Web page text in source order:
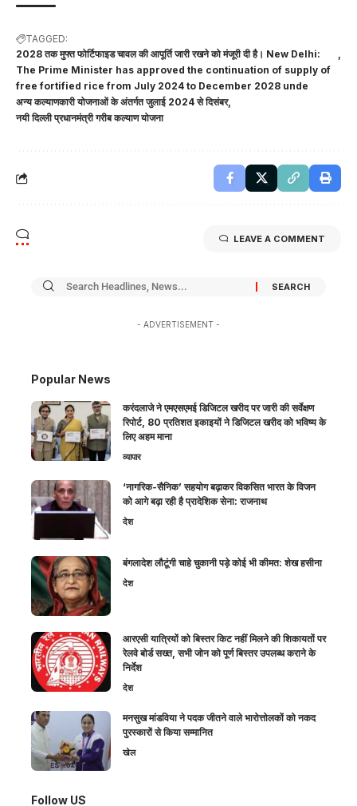
TAGGED:
2028 तक मुफ्त फोर्टिफाइड चावल की आपूर्ति जारी रखने को मंजूरी दी है। New Delhi:
The Prime Minister has approved the continuation of supply of
free fortified rice from July 2024 to December 2028 unde
अन्य कल्याणकारी योजनाओं के अंतर्गत जुलाई 2024 से दिसंबर
नयी दिल्ली प्रधानमंत्री गरीब कल्याण योजना
LEAVE A COMMENT
- ADVERTISEMENT -
Popular News
करंदलाजे ने एमएसएमई डिजिटल खरीद पर जारी की सर्वेक्षण
रिपोर्ट, 80 प्रतिशत इकाइयों ने डिजिटल खरीद को भविष्य के
लिए अहम माना
व्यापार
‘नागरिक-सैनिक’ सहयोग बढ़ाकर विकसित भारत के विजन
को आगे बढ़ा रही है प्रादेशिक सेना: राजनाथ
देश
बंगलादेश लौटूंगी चाहे चुकानी पड़े कोई भी कीमत: शेख हसीना
देश
आरएसी यात्रियों को बिस्तर किट नहीं मिलने की शिकायतों पर
रेलवे बोर्ड सख्त, सभी जोन को पूर्ण बिस्तर उपलब्ध कराने के
निर्देश
देश
मनसुख मांडविया ने पदक जीतने वाले भारोत्तोलकों को नकद
पुरस्कारों से किया सम्मानित
खेल
Follow US